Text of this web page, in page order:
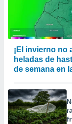
¡El invierno no
heladas de
de semana en